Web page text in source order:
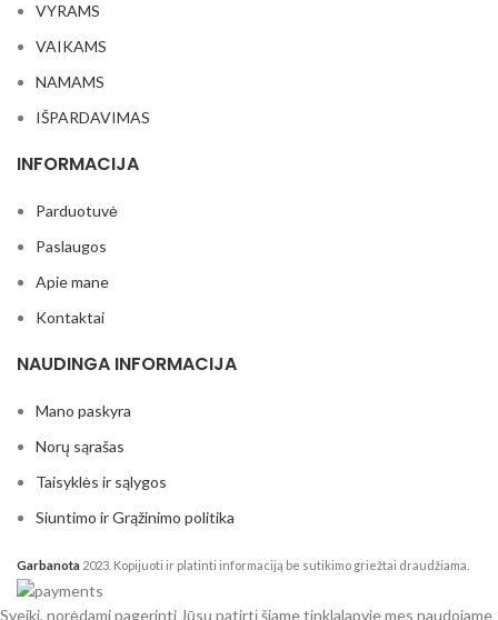
VYRAMS
VAIKAMS
NAMAMS
IŠPARDAVIMAS
INFORMACIJA
Parduotuvė
Paslaugos
Apie mane
Kontaktai
NAUDINGA INFORMACIJA
Mano paskyra
Norų sąrašas
Taisyklės ir sąlygos
Siuntimo ir Grąžinimo politika
Garbanota 2023. Kopijuoti ir platinti informaciją be sutikimo griežtai draudžiama.
Sveiki, norėdami pagerinti Jūsų patirtį šiame tinklalapyje mes naudojame